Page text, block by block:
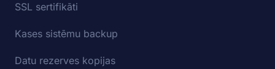
SSL sertifikāti
Kases sistēmu backup
Datu rezerves kopijas